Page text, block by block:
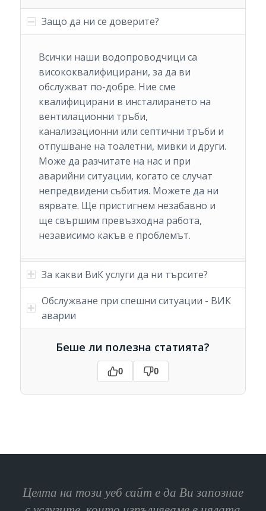
Защо да ни се доверите?
Всички наши водопроводчици са
висококвалифицирани, за да ви
обслужват по-добре. Ние сме
квалифицирани в инсталирането на
вентилационни тръби,
канализационни или септични тръби и
отпушване на тоалетни, мивки и други.
Може да разчитате на нас и при
аварийни ситуации, когато се случат
непредвидени събития. Можете да ни
вярвате. Ще пристигнем незабавно и
ще свършим превъзходна работа,
независимо какъв е проблемът.
За какви ВиК услуги да ни търсите?
Обслужване при спешни ситуации - ВИК
аварии
Беше ли полезна статията?
0 0
Целта на този уеб сайт е да Ви запознае